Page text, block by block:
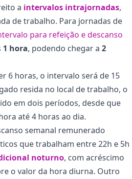
a intervalos intrajornadas,
de trabalho. Para jornadas de
para refeição e descanso
1 hora, podendo chegar a 2
6 horas, o intervalo será de 15
resida no local de trabalho, o
em dois períodos, desde que
até 4 horas ao dia.
semanal remunerado
que trabalham entre 22h e 5h
noturno, com acréscimo
o valor da hora diurna. Outro